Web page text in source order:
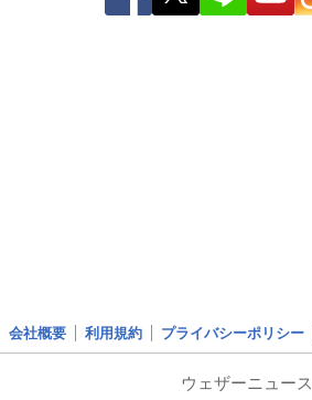
会社概要 利用規約 プライバシーポリシー
ウェザーニュース